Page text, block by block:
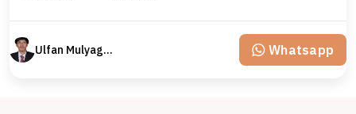
Ulfan Mulyagan Whatsapp